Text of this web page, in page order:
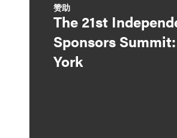
赞助
The 21st
Sponsors
York